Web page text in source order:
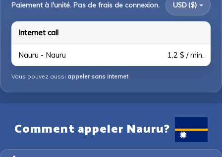
Paiement à l'unité. Pas de frais de connexion. USD ($)
Internet call
Nauru - Nauru 1,2 $ / min.
Vous pouvez aussi appeler sans internet.
Comment appeler Nauru?